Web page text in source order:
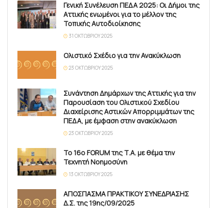
Γενική Συνέλευση ΠΕΔΑ 2025: Οι Δήμοι της
Αττικής ενωμένοι για το μέλλον της
Τοπικής Αυτοδιοίκησης
31 ΟΚΤΩΒΡΊΟΥ 2025
Ολιστικό Σχέδιο για την Ανακύκλωση
23 ΟΚΤΩΒΡΊΟΥ 2025
Συνάντηση Δημάρχων της Αττικής για την
Παρουσίαση του Ολιστικού Σχεδίου
Διαχείρισης Αστικών Απορριμμάτων της
ΠΕΔΑ, με έμφαση στην ανακύκλωση
23 ΟΚΤΩΒΡΊΟΥ 2025
Το 16ο FORUM της Τ.Α. με θέμα την
Τεχνητή Νοημοσύνη
13 ΟΚΤΩΒΡΊΟΥ 2025
ΑΠΟΣΠΑΣΜΑ ΠΡΑΚΤΙΚΟΥ ΣΥΝΕΔΡΙΑΣΗΣ
Δ.Σ. της 19ης/09/2025